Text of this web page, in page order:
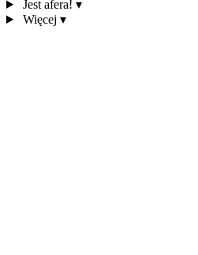
Jest afera! ▾
Więcej ▾